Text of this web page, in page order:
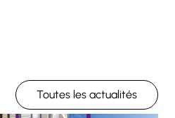
Toutes les actualités